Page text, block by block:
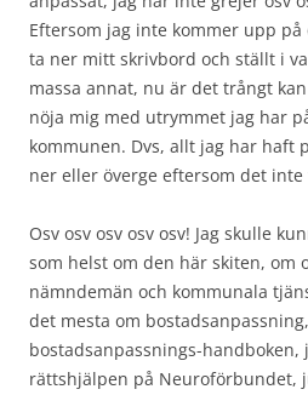
Eftersom jag inte kommer upp
ta ner mitt skrivbord och ställt i
massa annat, nu är det trångt
nöja mig med utrymmet jag har
kommunen. Dvs, allt jag har haft
ner eller överge eftersom det
Osv osv osv osv osv! Jag skulle
som helst om den här skiten, om
nämndemän och kommunala
det mesta om
bostadsanpassnings-
rättshjälpen på Neuroförbundet,